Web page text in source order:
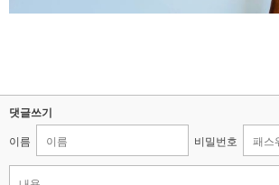
댓글쓰기
이름 비밀번호